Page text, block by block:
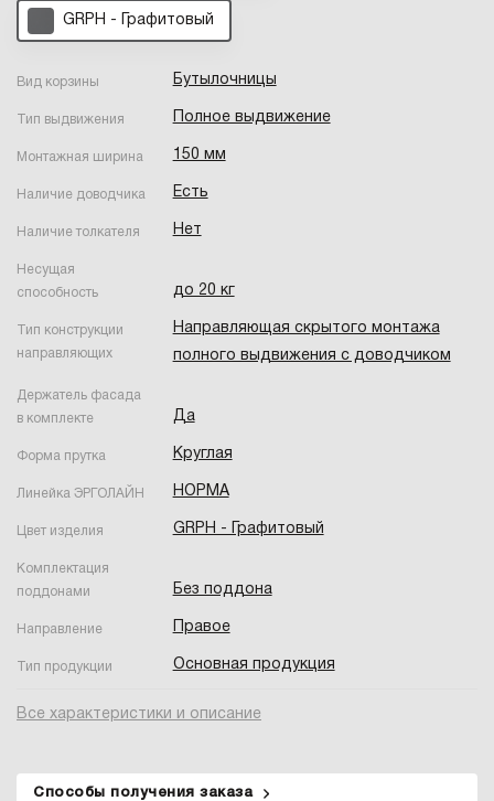
GRPH - Графитовый
Вид корзины Бутылочницы
Тип выдвижения Полное выдвижение
Монтажная ширина 150 мм
Наличие доводчика Есть
Наличие толкателя Нет
Несущая
способность
до 20 кг
Тип конструкции
направляющих
Направляющая скрытого монтажа
полного выдвижения с доводчиком
Держатель фасада
в комплекте
Да
Форма прутка Круглая
Линейка ЭРГОЛАЙН НОРМА
Цвет изделия GRPH - Графитовый
Комплектация
поддонами
Без поддона
Направление Правое
Тип продукции Основная продукция
Все характеристики и описание
Способы получения заказа